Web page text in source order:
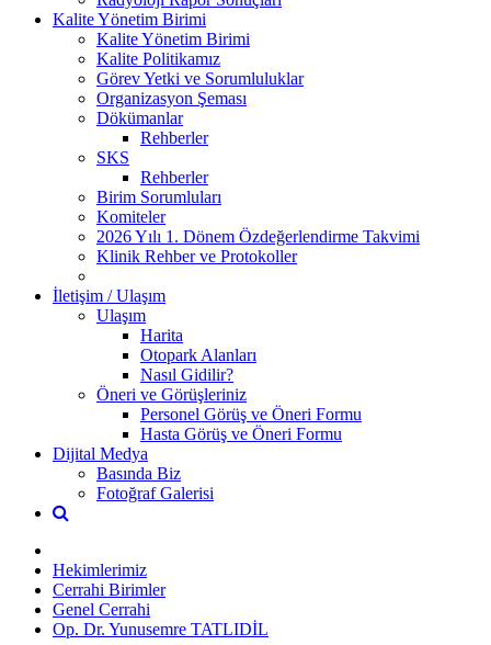
Kalite Yönetim Birimi
Kalite Yönetim Birimi
Kalite Politikamız
Görev Yetki ve Sorumluluklar
Organizasyon Şeması
Dökümanlar
Rehberler
SKS
Rehberler
Birim Sorumluları
Komiteler
2026 Yılı 1. Dönem Özdeğerlendirme Takvimi
Klinik Rehber ve Protokoller
İletişim / Ulaşım
Ulaşım
Harita
Otopark Alanları
Nasıl Gidilir?
Öneri ve Görüşleriniz
Personel Görüş ve Öneri Formu
Hasta Görüş ve Öneri Formu
Dijital Medya
Basında Biz
Fotoğraf Galerisi
Hekimlerimiz
Cerrahi Birimler
Genel Cerrahi
Op. Dr. Yunusemre TATLIDİL